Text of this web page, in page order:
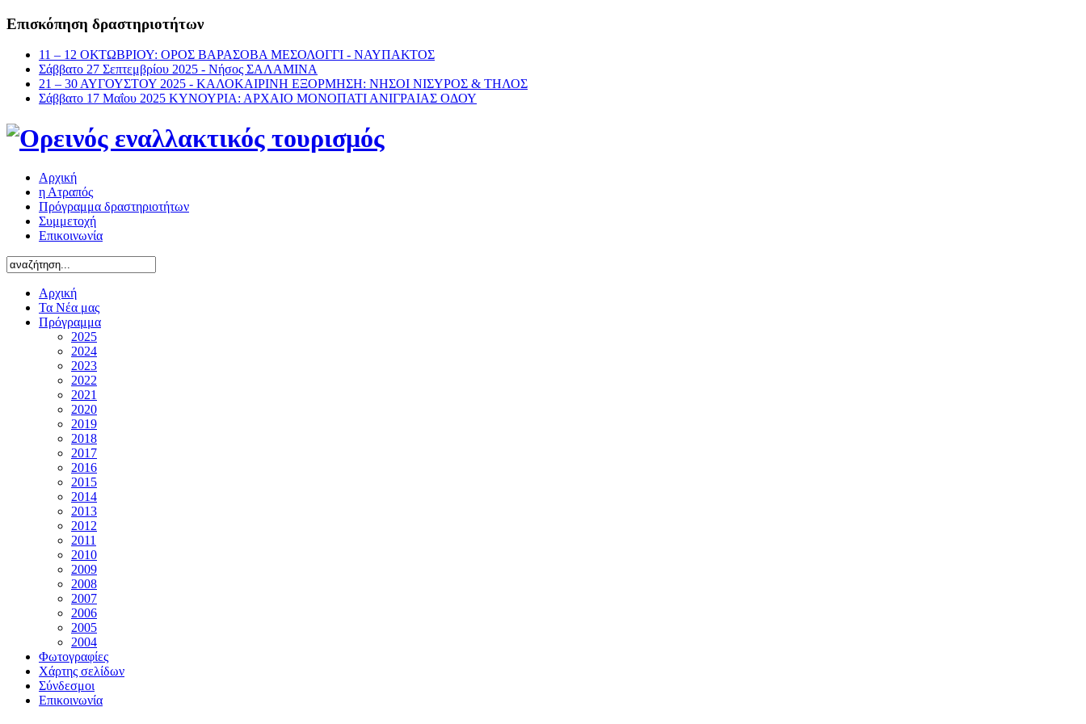
Επισκόπηση δραστηριοτήτων
11 – 12 ΟΚΤΩΒΡΙΟΥ: ΟΡΟΣ ΒΑΡΑΣΟΒΑ ΜΕΣΟΛΟΓΓΙ - ΝΑΥΠΑΚΤΟΣ
Σάββατο 27 Σεπτεμβρίου 2025 - Νήσος ΣΑΛΑΜΙΝΑ
21 – 30 ΑΥΓΟΥΣΤΟΥ 2025 - ΚΑΛΟΚΑΙΡΙΝΗ ΕΞΟΡΜΗΣΗ: ΝΗΣΟΙ ΝΙΣΥΡΟΣ & ΤΗΛΟΣ
Σάββατο 17 Μαΐου 2025 ΚΥΝΟΥΡΙΑ: ΑΡΧΑΙΟ ΜΟΝΟΠΑΤΙ ΑΝΙΓΡΑΙΑΣ ΟΔΟΥ
Αρχική
η Ατραπός
Πρόγραμμα δραστηριοτήτων
Συμμετοχή
Επικοινωνία
Αρχική
Τα Νέα μας
Πρόγραμμα
2025
2024
2023
2022
2021
2020
2019
2018
2017
2016
2015
2014
2013
2012
2011
2010
2009
2008
2007
2006
2005
2004
Φωτογραφίες
Χάρτης σελίδων
Σύνδεσμοι
Επικοινωνία